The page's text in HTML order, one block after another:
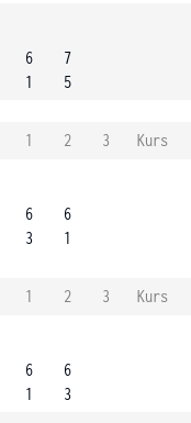
6
1
7
5
1 2 3
Kurs
6
3
6
1
1 2 3
Kurs
6
1
6
3